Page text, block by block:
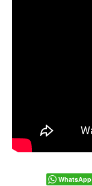
WhatsApp